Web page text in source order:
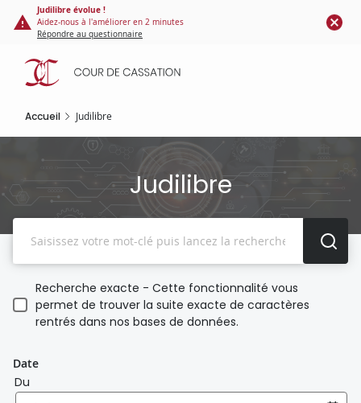
Panneau de gestion des cookies
contenu
principal
Judilibre évolue !
Aidez-nous à l'améliorer en 2 minutes
Répondre au questionnaire
Accueil Judilibre
Judilibre
Recherche exacte - Cette fonctionnalité vous
permet de trouver la suite exacte de caractères
rentrés dans nos bases de données.
Date
Du